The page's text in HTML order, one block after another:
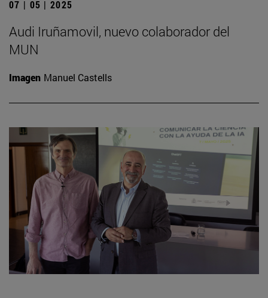
07 | 05 | 2025
Audi Iruñamovil, nuevo colaborador del
MUN
Imagen Manuel Castells